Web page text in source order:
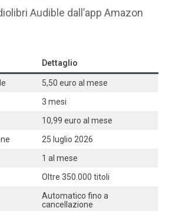
Audible dall’app Amazon
Dettaglio
5,50 euro al mese
3 mesi
10,99 euro al mese
25 luglio 2026
1 al mese
Oltre 350.000 titoli
Automatico fino a
cancellazione